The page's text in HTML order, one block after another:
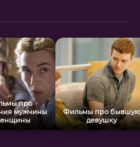
режиссёр, это «портрет
его совокупности» — где
становится
метафорой поиска смысла .
про
мужчины
Фильмы про бывшую
девушку